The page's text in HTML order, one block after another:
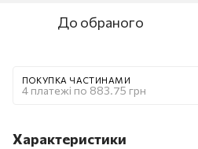
До обраного
ПОКУПКА ЧАСТИНАМИ
4 платежі по 883.75 грн
Характеристики